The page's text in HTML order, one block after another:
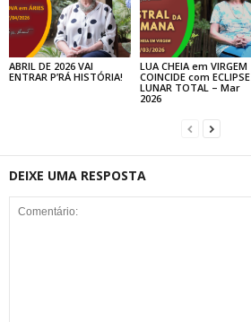
ABRIL DE 2026 VAI
ENTRAR P’RÁ HISTÓRIA!
LUA CHEIA em VIRGEM
COINCIDE com ECLIPSE
LUNAR TOTAL – Mar
2026
DEIXE UMA RESPOSTA